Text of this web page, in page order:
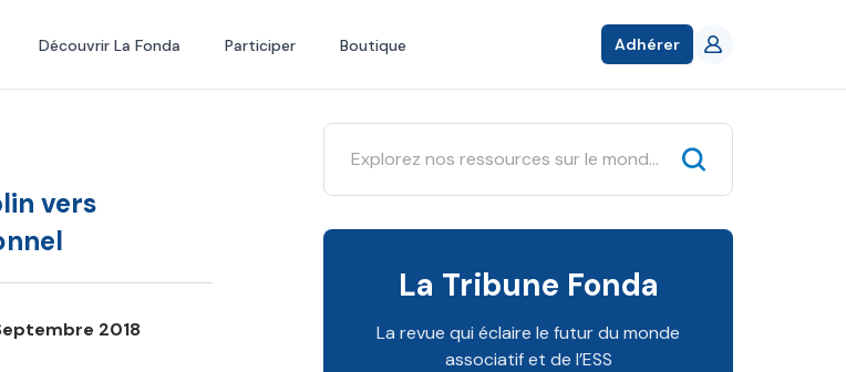
Découvrir La Fonda Participer Boutique Adhérer
vers
2018
La Tribune Fonda
La revue qui éclaire le futur du monde
associatif et de l’ESS